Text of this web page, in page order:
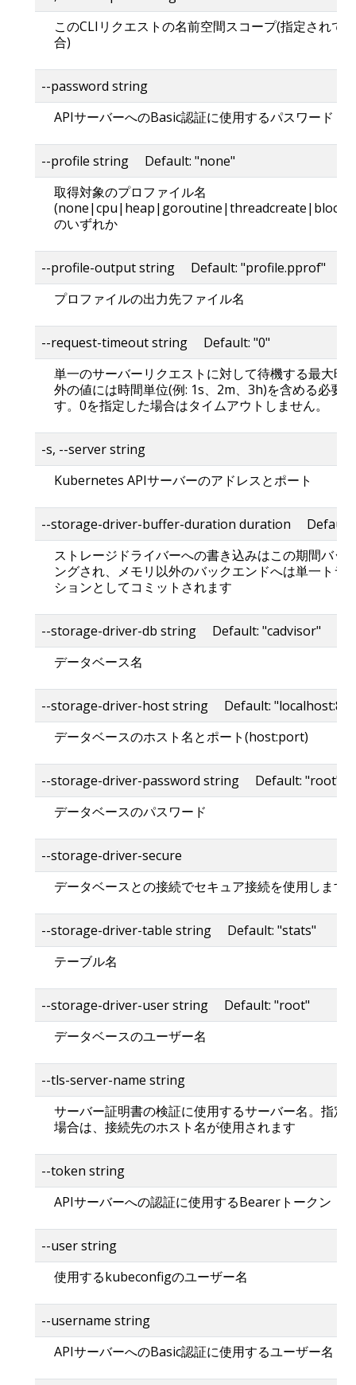
このCLIリクエストの名前空間スコープ(指定されて
合)
--password string
APIサーバーへのBasic認証に使用するパスワード
--profile string Default: "none"
取得対象のプロファイル名
のいずれか
--profile-output string Default: "profile.pprof"
プロファイルの出力先ファイル名
--request-timeout string Default: "0"
単一のサーバーリクエストに対して待機する最大時
外の値には時間単位(例: 1s、2m、3h)を含める必要
す。0を指定した場合はタイムアウトしません。
-s, --server string
Kubernetes APIサーバーのアドレスとポート
--storage-driver-buffer-duration duration Default:
ストレージドライバーへの書き込みはこの期間バッ
ングされ、メモリ以外のバックエンドへは単一トラ
ションとしてコミットされます
--storage-driver-db string Default: "cadvisor"
データベース名
--storage-driver-host string Default:
データベースのホスト名とポート(host:port)
--storage-driver-password string Default: "root"
データベースのパスワード
--storage-driver-secure
データベースとの接続でセキュア接続を使用します
--storage-driver-table string Default: "stats"
テーブル名
--storage-driver-user string Default: "root"
データベースのユーザー名
--tls-server-name string
サーバー証明書の検証に使用するサーバー名。指定
場合は、接続先のホスト名が使用されます
--token string
APIサーバーへの認証に使用するBearerトークン
--user string
使用するkubeconfigのユーザー名
--username string
APIサーバーへのBasic認証に使用するユーザー名